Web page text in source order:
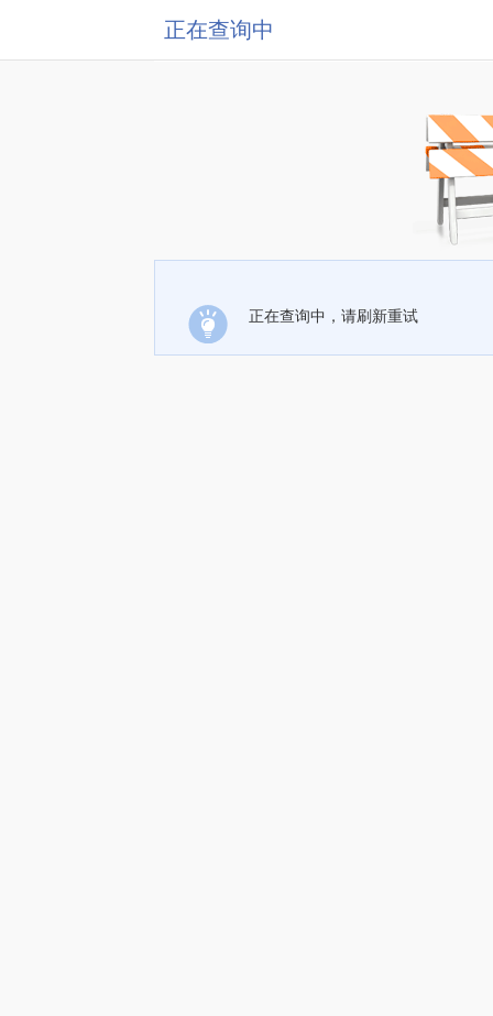
正在查询中
正在查询中，请刷新重试